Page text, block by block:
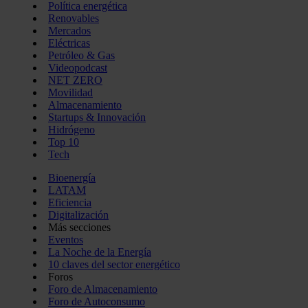
Política energética
Renovables
Mercados
Eléctricas
Petróleo & Gas
Videopodcast
NET ZERO
Movilidad
Almacenamiento
Startups & Innovación
Hidrógeno
Top 10
Tech
Bioenergía
LATAM
Eficiencia
Digitalización
Más secciones
Eventos
La Noche de la Energía
10 claves del sector energético
Foros
Foro de Almacenamiento
Foro de Autoconsumo